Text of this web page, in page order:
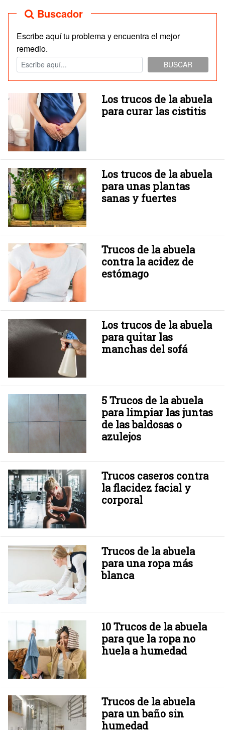
Buscador
Escribe aquí tu problema y encuentra el mejor
remedio.
BUSCAR
Los trucos de la abuela
para curar las cistitis
Los trucos de la abuela
para unas plantas
sanas y fuertes
Trucos de la abuela
contra la acidez de
estómago
Los trucos de la abuela
para quitar las
manchas del sofá
5 Trucos de la abuela
para limpiar las juntas
de las baldosas o
azulejos
Trucos caseros contra
la flacidez facial y
corporal
Trucos de la abuela
para una ropa más
blanca
10 Trucos de la abuela
para que la ropa no
huela a humedad
Trucos de la abuela
para un baño sin
humedad